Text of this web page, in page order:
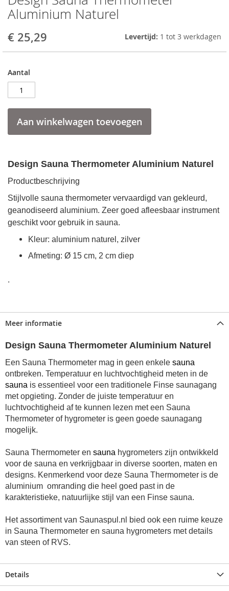
Aluminium Naturel
€ 25,29 Levertijd: 1 tot 3 werkdagen
Aantal
Aan winkelwagen toevoegen
Design Sauna Thermometer Aluminium Naturel
Productbeschrijving
Stijlvolle sauna thermometer vervaardigd van gekleurd,
geanodiseerd aluminium. Zeer goed afleesbaar instrument
geschikt voor gebruik in sauna.
Kleur: aluminium naturel, zilver
Afmeting: Ø 15 cm, 2 cm diep
.
to
the
of
gallery
Meer informatie
Design Sauna Thermometer Aluminium Naturel
Een Sauna Thermometer mag in geen enkele sauna
ontbreken. Temperatuur en luchtvochtigheid meten in de
sauna is essentieel voor een traditionele Finse saunagang
met opgieting. Zonder de juiste temperatuur en
luchtvochtigheid af te kunnen lezen met een Sauna
Thermometer of hygrometer is geen goede saunagang
mogelijk.
Sauna Thermometer en sauna hygrometers zijn ontwikkeld
voor de sauna en verkrijgbaar in diverse soorten, maten en
designs. Kenmerkend voor deze Sauna Thermometer is de
aluminium omranding die heel goed past in de
karakteristieke, natuurlijke stijl van een Finse sauna.
Het assortiment van Saunaspul.nl bied ook een ruime keuze
in Sauna Thermometer en sauna hygrometers met details
van steen of RVS.
Details